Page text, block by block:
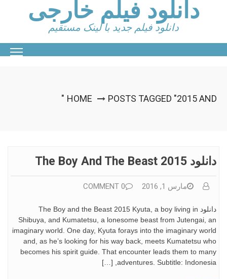
دانلود فیلم خارجی
دانلود فیلم جدید با لینک مستقیم
HOME POSTS TAGGED "2015 AND"
دانلود The Boy And The Beast 2015
مارس 1, 2016 0 COMMENT
دانلود The Boy and the Beast 2015 Kyuta, a boy living in
Shibuya, and Kumatetsu, a lonesome beast from Jutengai, an
imaginary world. One day, Kyuta forays into the imaginary world
and, as he’s looking for his way back, meets Kumatetsu who
becomes his spirit guide. That encounter leads them to many
adventures. Subtitle: Indonesia, […]